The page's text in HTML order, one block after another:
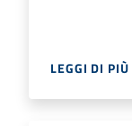
LEGGI DI PIÙ